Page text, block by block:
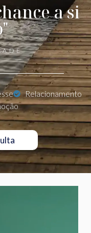
a si
Relacionamento